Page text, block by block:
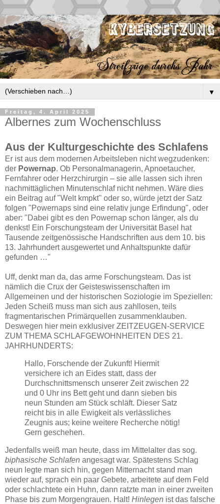
▼
Freitag, 4. April 2025
Albernes zum Wochenschluss
Aus der Kulturgeschichte des Schlafens
Er ist aus dem modernen Arbeitsleben nicht wegzudenken:
der Powernap. Ob Personalmanagerin, Apnoetaucher,
Fernfahrer oder Herzchirurgin – sie alle lassen sich ihren
nachmittäglichen Minutenschlaf nicht nehmen. Wäre dies
ein Beitrag auf "Welt kmpkt" oder so, würde jetzt der Satz
folgen "Powernaps sind eine relativ junge Erfindung", oder
aber: "Dabei gibt es den Powernap schon länger, als du
denkst! Ein Forschungsteam der Universität Basel hat
Tausende zeitgenössische Handschriften aus dem 10. bis
13. Jahrhundert ausgewertet und Anhaltspunkte dafür
gefunden …"
Uff, denkt man da, das arme Forschungsteam. Das ist
nämlich die Crux der Geisteswissenschaften im
Allgemeinen und der historischen Soziologie im Speziellen:
Jeden Scheiß muss man sich aus zahllosen, teils
fragmentarischen Primärquellen zusammenklauben.
Deswegen hier mein exklusiver ZEITZEUGEN-SERVICE
ZUM THEMA SCHLAFGEWOHNHEITEN DES 21.
JAHRHUNDERTS:
Hallo, Forschende der Zukunft! Hiermit
versichere ich an Eides statt, dass der
Durchschnittsmensch unserer Zeit zwischen 22
und 0 Uhr ins Bett geht und dann sieben bis
neun Stunden am Stück schläft. Dieser Satz
reicht bis in alle Ewigkeit als verlässliches
Zeugnis aus; keine weitere Recherche nötig!
Gern geschehen.
Jedenfalls weiß man heute, dass im Mittelalter das sog.
biphasische Schlafen angesagt war. Spätestens Schlag
neun legte man sich hin, gegen Mitternacht stand man
wieder auf, sprach ein paar Gebete, arbeitete auf dem Feld
oder schlachtete ein Huhn, dann ratzte man in einer zweiten
Phase bis zum Morgengrauen. Halt! Hinlegen ist das falsche